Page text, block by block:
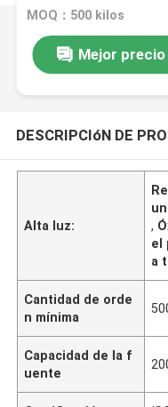
MOQ：500 kilos
Mejor precio
DESCRIPCIóN DE
Alta luz:
,
el
a
Cantidad de orde
n mínima
Capacidad de la f
uente